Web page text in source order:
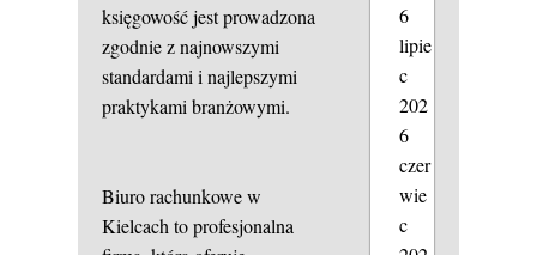
księgowość jest prowadzona
zgodnie z najnowszymi
standardami i najlepszymi
praktykami branżowymi.
Biuro rachunkowe w
Kielcach to profesjonalna
6
lipie
c
202
6
czer
wie
c